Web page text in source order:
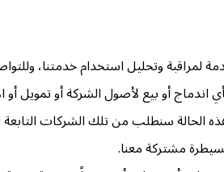
وتحليل استخدام خدمتنا،
أو بيع لأصول الشركة أو تمويل
الحالة سنطلب من تلك الشركات
مشتركة معنا.